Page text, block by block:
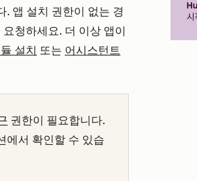
앱 설치 권한이 없는 경
청하세요. 더 이상 앱이
설치 또는 어시스턴트
권한이 필요합니다.
에서 확인할 수 있습